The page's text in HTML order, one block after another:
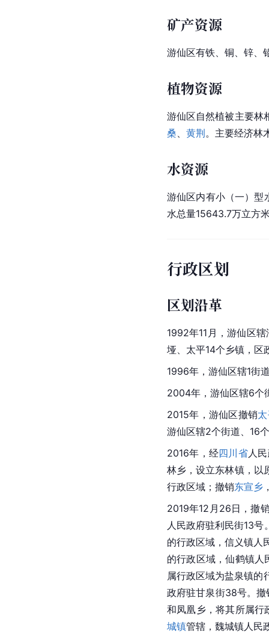
矿产资源
游仙区有铁、铜、锌、
植物资源
游仙区自然植被主要林
桑
黄荆。主要经济林
水资源
游仙区内有小（一）型
水总量15643.7万立方
行政区划
区划沿革
1992年11月，游仙区
垭、太平14个乡镇，区
1996年，游仙区辖1街
2004年，游仙区辖6个
2015年，游仙区撤销
游仙区辖2个街道、16
2016年，经四川省人
林乡 ，设立东林镇，以
行政区域；撤销东宣乡
2019年12月26日，撤
人民政府驻利民街13号
的行政区域，信义镇人
的行政区域，仙鹤镇人
属行政区域为盐泉镇的
政府驻甘泉街38号。撤
和凤凰乡，将其所属行
城镇管辖，魏城镇人民